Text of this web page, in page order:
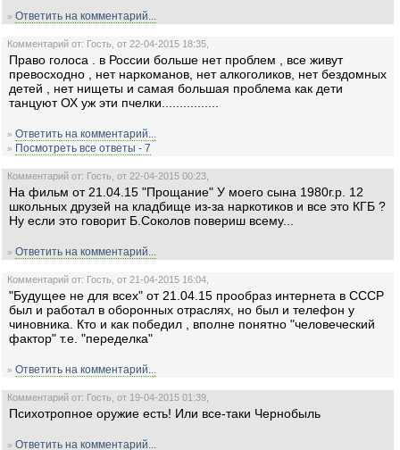
» Ответить на комментарий...
Комментарий от: Гость, от 22-04-2015 18:35,
Право голоса . в России больше нет проблем , все живут
превосходно , нет наркоманов, нет алкоголиков, нет бездомных
детей , нет нищеты и самая большая проблема как дети
танцуют ОХ уж эти пчелки................
» Ответить на комментарий...
» Посмотреть все ответы - 7
Комментарий от: Гость, от 22-04-2015 00:23,
На фильм от 21.04.15 "Прощание" У моего сына 1980г.р. 12
школьных друзей на кладбище из-за наркотиков и все это КГБ ?
Ну если это говорит Б.Соколов повериш всему...
» Ответить на комментарий...
Комментарий от: Гость, от 21-04-2015 16:04,
"Будущее не для всех" от 21.04.15 прообраз интернета в СССР
был и работал в оборонных отраслях, но был и телефон у
чиновника. Кто и как победил , вполне понятно "человеческий
фактор" т.е. "переделка"
» Ответить на комментарий...
Комментарий от: Гость, от 19-04-2015 01:39,
Психотропное оружие есть! Или все-таки Чернобыль
» Ответить на комментарий...